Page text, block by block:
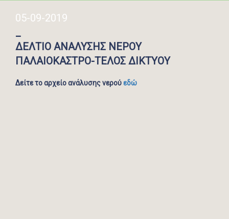
05-09-2019
_
ΔΕΛΤΙΟ ΑΝΑΛΥΣΗΣ ΝΕΡΟΥ
ΠΑΛΑΙΟΚΑΣΤΡΟ-ΤΕΛΟΣ ΔΙΚΤΥΟΥ
Δείτε το αρχείο ανάλυσης νερούεδώ